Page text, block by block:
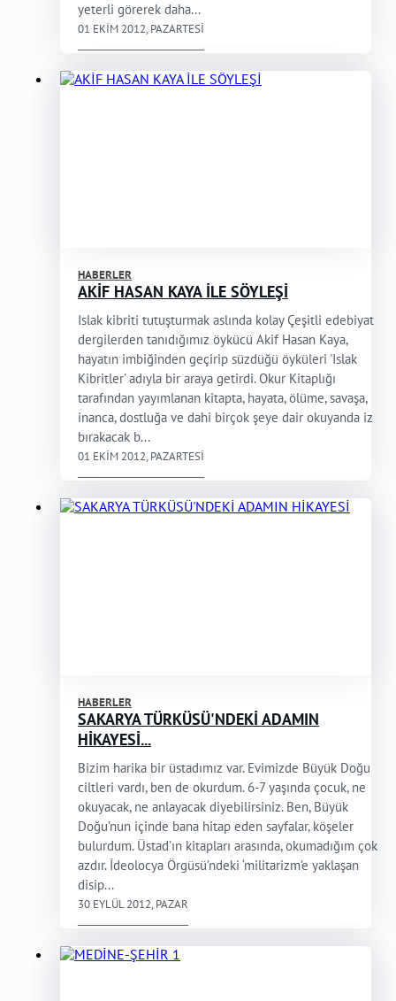
yeterli görerek daha...
01 EKIM 2012, PAZARTESI
HABERLER
AKİF HASAN KAYA İLE SÖYLEŞİ
Islak kibriti tutuşturmak aslında kolay Çeşitli edebiyat
dergilerden tanıdığımız öykücü Akif Hasan Kaya,
hayatın imbiğinden geçirip süzdüğü öyküleri 'Islak
Kibritler' adıyla bir araya getirdi. Okur Kitaplığı
tarafından yayımlanan kitapta, hayata, ölüme, savaşa,
inanca, dostluğa ve dahi birçok şeye dair okuyanda iz
bırakacak b...
01 EKIM 2012, PAZARTESI
HABERLER
SAKARYA TÜRKÜSÜ'NDEKİ ADAMIN
HİKAYESİ...
Bizim harika bir üstadımız var. Evimizde Büyük Doğu
ciltleri vardı, ben de okurdum. 6-7 yaşında çocuk, ne
okuyacak, ne anlayacak diyebilirsiniz. Ben, Büyük
Doğu’nun içinde bana hitap eden sayfalar, köşeler
bulurdum. Üstad’ın kitapları arasında, okumadığım çok
azdır. İdeolocya Örgüsü’ndeki ‘militarizm’e yaklaşan
disip...
30 EYLÜL 2012, PAZAR